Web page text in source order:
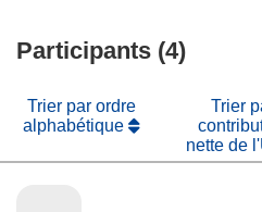
Participants (4)
Trier par ordre
alphabétique
Trier
nette de